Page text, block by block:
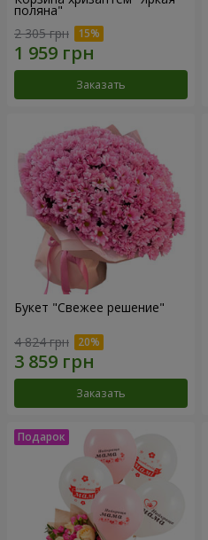
поляна"
2 305 грн
Заказать
Букет "Свежее решение"
4 824 грн
Заказать